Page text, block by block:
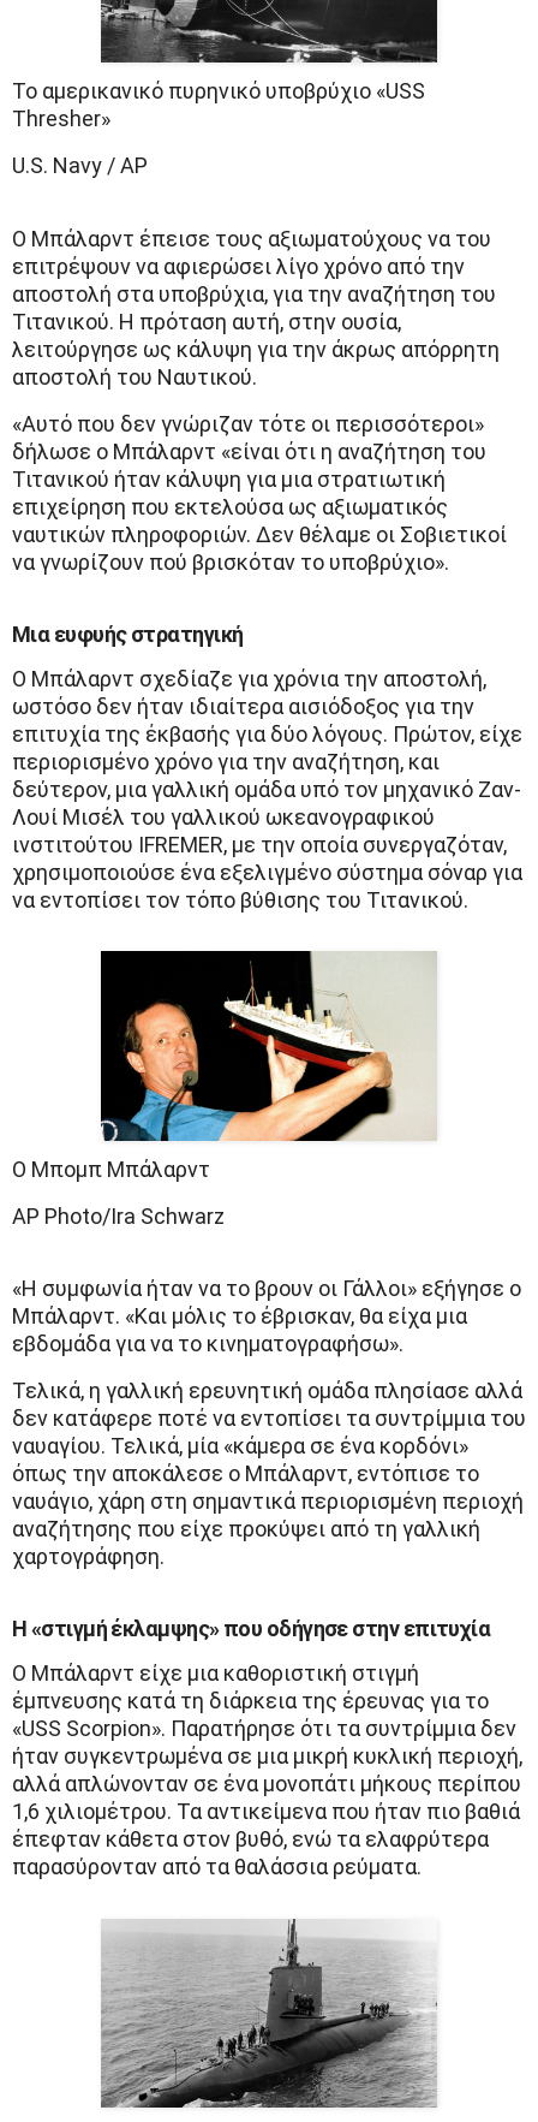
Το αμερικανικό πυρηνικό υποβρύχιο «USS
Thresher»
U.S. Navy / AP
Ο Μπάλαρντ έπεισε τους αξιωματούχους να του
επιτρέψουν να αφιερώσει λίγο χρόνο από την
αποστολή στα υποβρύχια, για την αναζήτηση του
Τιτανικού. Η πρόταση αυτή, στην ουσία,
λειτούργησε ως κάλυψη για την άκρως απόρρητη
αποστολή του Ναυτικού.
«Αυτό που δεν γνώριζαν τότε οι περισσότεροι»
δήλωσε ο Μπάλαρντ «είναι ότι η αναζήτηση του
Τιτανικού ήταν κάλυψη για μια στρατιωτική
επιχείρηση που εκτελούσα ως αξιωματικός
ναυτικών πληροφοριών. Δεν θέλαμε οι Σοβιετικοί
να γνωρίζουν πού βρισκόταν το υποβρύχιο».
Μια ευφυής στρατηγική
Ο Μπάλαρντ σχεδίαζε για χρόνια την αποστολή,
ωστόσο δεν ήταν ιδιαίτερα αισιόδοξος για την
επιτυχία της έκβασής για δύο λόγους. Πρώτον, είχε
περιορισμένο χρόνο για την αναζήτηση, και
δεύτερον, μια γαλλική ομάδα υπό τον μηχανικό Ζαν-
Λουί Μισέλ του γαλλικού ωκεανογραφικού
ινστιτούτου IFREMER, με την οποία συνεργαζόταν,
χρησιμοποιούσε ένα εξελιγμένο σύστημα σόναρ για
να εντοπίσει τον τόπο βύθισης του Τιτανικού.
Ο Μπομπ Μπάλαρντ
AP Photo/Ira Schwarz
«Η συμφωνία ήταν να το βρουν οι Γάλλοι» εξήγησε ο
Μπάλαρντ. «Και μόλις το έβρισκαν, θα είχα μια
εβδομάδα για να το κινηματογραφήσω».
Τελικά, η γαλλική ερευνητική ομάδα πλησίασε αλλά
δεν κατάφερε ποτέ να εντοπίσει τα συντρίμμια του
ναυαγίου. Τελικά, μία «κάμερα σε ένα κορδόνι»
όπως την αποκάλεσε ο Μπάλαρντ, εντόπισε το
ναυάγιο, χάρη στη σημαντικά περιορισμένη περιοχή
αναζήτησης που είχε προκύψει από τη γαλλική
χαρτογράφηση.
Η «στιγμή έκλαμψης» που οδήγησε στην επιτυχία
Ο Μπάλαρντ είχε μια καθοριστική στιγμή
έμπνευσης κατά τη διάρκεια της έρευνας για το
«USS Scorpion». Παρατήρησε ότι τα συντρίμμια δεν
ήταν συγκεντρωμένα σε μια μικρή κυκλική περιοχή,
αλλά απλώνονταν σε ένα μονοπάτι μήκους περίπου
1,6 χιλιομέτρου. Τα αντικείμενα που ήταν πιο βαθιά
έπεφταν κάθετα στον βυθό, ενώ τα ελαφρύτερα
παρασύρονταν από τα θαλάσσια ρεύματα.